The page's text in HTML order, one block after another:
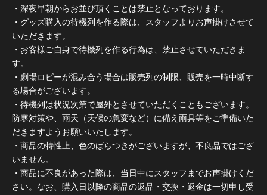
・深夜早朝からお並び頂くことは禁止となっております。
・グッズ購入の待機列を作る際は、スタッフよりお声掛けさせて
いただきます。
・お客様ご自身で待機列を作る行為は、禁止させていただきま
す。
・劇場ロビーが混み合う場合は販売列の制限、販売を一時中断す
る場合がございます。
・待機列は状況次第で屋外とさせていただくこともございます。
防寒対策や、雨天（天候の急変など）に備え雨具等をご準備いた
だきますようお願いいたします。
・商品の特性上、色のばらつきがございますが、不良品ではござ
いません。
・商品に不良があった際は、当日中にスタッフまでお声掛けくだ
さい。なお、購入日以降の商品の返品・交換・返金は一切申し受